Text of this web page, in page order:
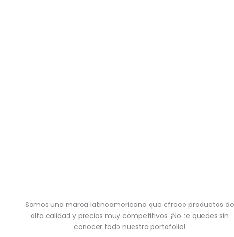
Somos una marca latinoamericana que ofrece productos de
alta calidad y precios muy competitivos. ¡No te quedes sin
conocer todo nuestro portafolio!